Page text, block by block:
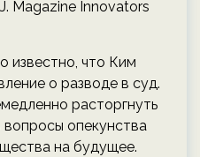
Magazine Innovators
известно, что Ким
о разводе в суд.
расторгнуть
вопросы опекунства
на будущее.